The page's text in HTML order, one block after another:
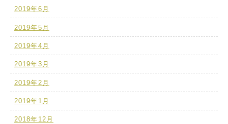
2019年6月
2019年5月
2019年4月
2019年3月
2019年2月
2019年1月
2018年12月